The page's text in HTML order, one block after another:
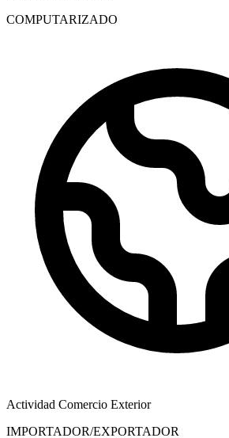
COMPUTARIZADO
Actividad Comercio Exterior
IMPORTADOR/EXPORTADOR